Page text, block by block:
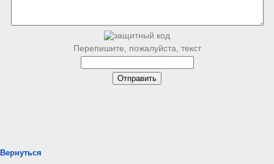
Перепишите, пожалуйста, текст
Вернуться